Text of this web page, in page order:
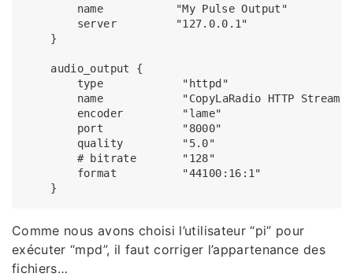
        name		"My Pulse Output"
        server		"127.0.0.1"
    }
    audio_output {
        type            "httpd"
        name            "CopyLaRadio HTTP Stream"
        encoder         "lame"
        port            "8000"
        quality         "5.0"
        # bitrate       "128"
        format          "44100:16:1"
Comme nous avons choisi l’utilisateur “pi” pour
exécuter “mpd”, il faut corriger l’appartenance des
fichiers…